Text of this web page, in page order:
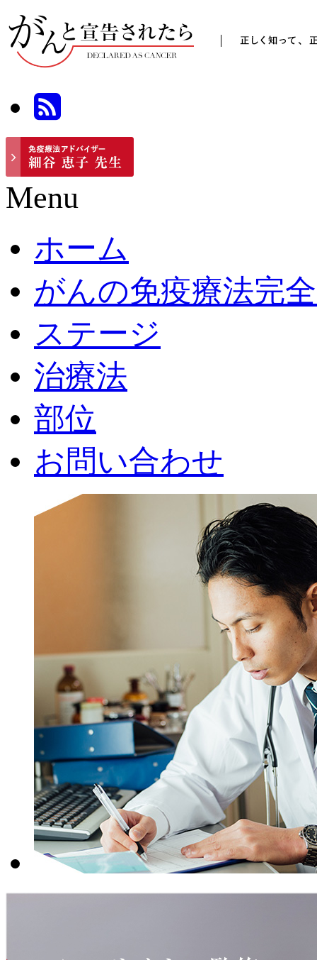
Menu
ホーム
がんの免疫療法完
ステージ
治療法
部位
お問い合わせ